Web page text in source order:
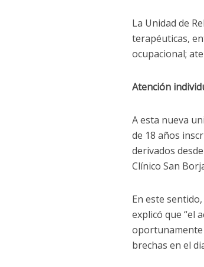
La Unidad de
terapéuticas,
ocupacional;
Atención
A esta nueva
de 18 años
derivados
Clínico San
En este sentido,
explicó que “el
oportunamente
brechas en el